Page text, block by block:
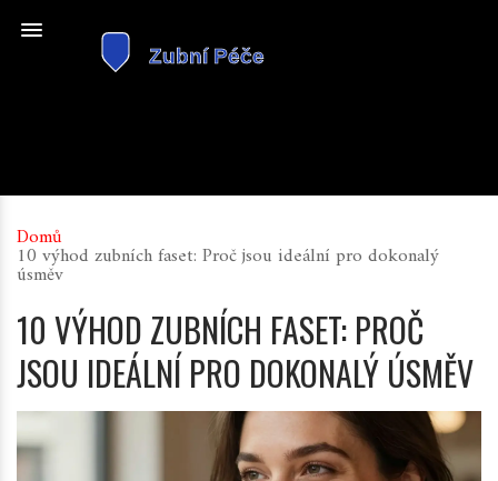
Domů
10 výhod zubních faset: Proč jsou ideální pro dokonalý
úsměv
10 VÝHOD ZUBNÍCH FASET: PROČ
JSOU IDEÁLNÍ PRO DOKONALÝ ÚSMĚV